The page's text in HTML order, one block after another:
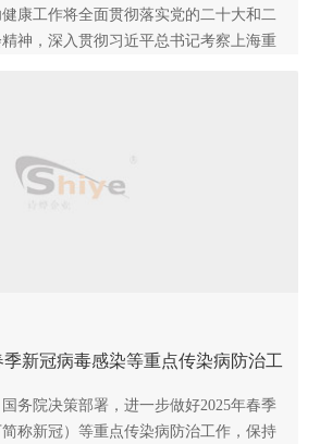
康工作将全面贯彻落实党的二十大和二
神，深入贯彻习近平总书记考察上海重
市政府部署要求，坚持以妇女儿童健康
季新冠病毒感染等重点传染病防治工
务院决策部署，进一步做好2025年春季
称新冠）等重点传染病防治工作，保持